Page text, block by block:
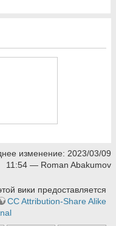
изменение: 2023/03/09
11:54 — Roman Abakumov
вики предоставляется
CC Attribution-Share Alike